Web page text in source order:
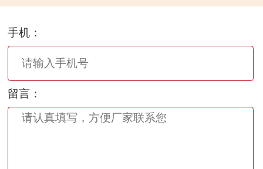
手机：
留言：